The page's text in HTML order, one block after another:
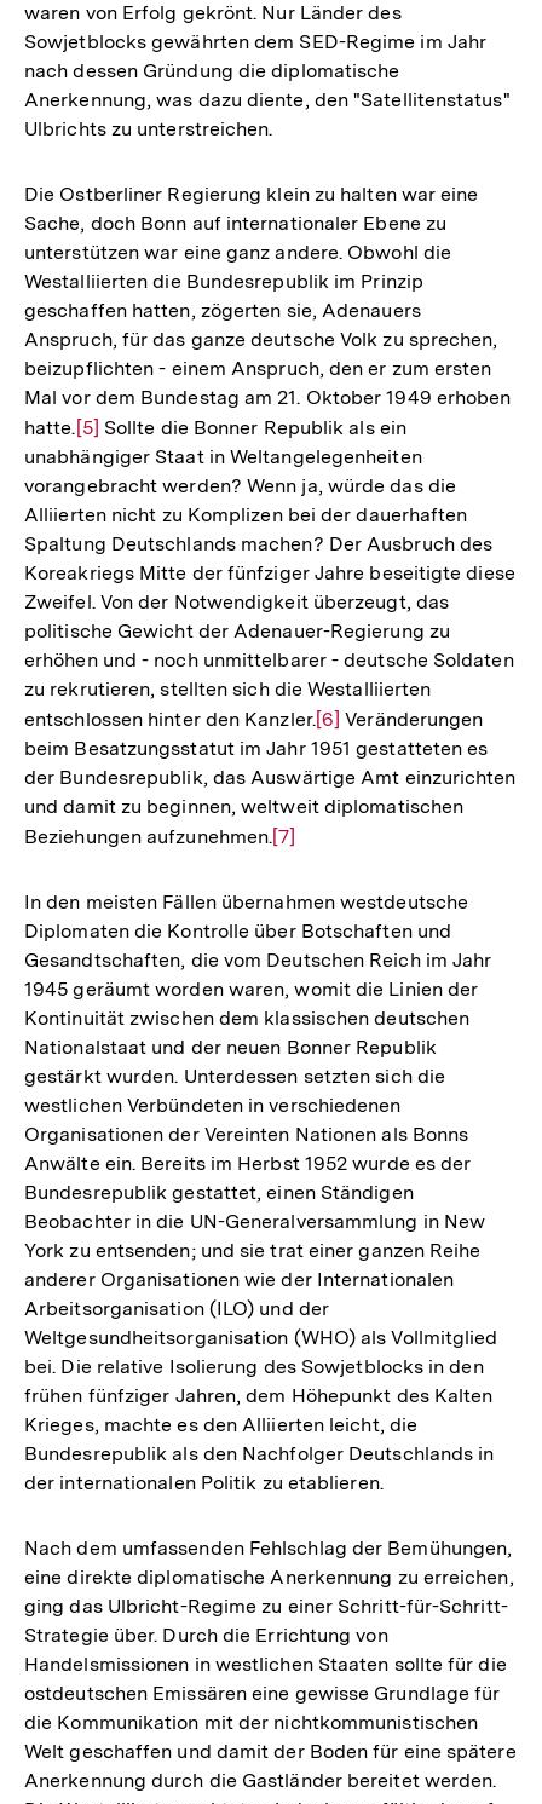
waren von Erfolg gekrönt. Nur Länder des
Sowjetblocks gewährten dem SED-Regime im Jahr
nach dessen Gründung die diplomatische
Anerkennung, was dazu diente, den "Satellitenstatus"
Ulbrichts zu unterstreichen.
Die Ostberliner Regierung klein zu halten war eine
Sache, doch Bonn auf internationaler Ebene zu
unterstützen war eine ganz andere. Obwohl die
Westalliierten die Bundesrepublik im Prinzip
geschaffen hatten, zögerten sie, Adenauers
Anspruch, für das ganze deutsche Volk zu sprechen,
beizupflichten - einem Anspruch, den er zum ersten
Mal vor dem Bundestag am 21. Oktober 1949 erhoben
hatte. Zur
Auflösung
der
Fußnote
[5] Sollte die Bonner Republik als ein
unabhängiger Staat in Weltangelegenheiten
vorangebracht werden? Wenn ja, würde das die
Alliierten nicht zu Komplizen bei der dauerhaften
Spaltung Deutschlands machen? Der Ausbruch des
Koreakriegs Mitte der fünfziger Jahre beseitigte diese
Zweifel. Von der Notwendigkeit überzeugt, das
politische Gewicht der Adenauer-Regierung zu
erhöhen und - noch unmittelbarer - deutsche Soldaten
zu rekrutieren, stellten sich die Westalliierten
entschlossen hinter den Kanzler.Zur
Auflösung
der
Fußnote
[6] Veränderungen
beim Besatzungsstatut im Jahr 1951 gestatteten es
der Bundesrepublik, das Auswärtige Amt einzurichten
und damit zu beginnen, weltweit diplomatischen
Beziehungen aufzunehmen.Zur
der
Fußnote
[7]
In den meisten Fällen übernahmen westdeutsche
Diplomaten die Kontrolle über Botschaften und
Gesandtschaften, die vom Deutschen Reich im Jahr
1945 geräumt worden waren, womit die Linien der
Kontinuität zwischen dem klassischen deutschen
Nationalstaat und der neuen Bonner Republik
gestärkt wurden. Unterdessen setzten sich die
westlichen Verbündeten in verschiedenen
Organisationen der Vereinten Nationen als Bonns
Anwälte ein. Bereits im Herbst 1952 wurde es der
Bundesrepublik gestattet, einen Ständigen
Beobachter in die UN-Generalversammlung in New
York zu entsenden; und sie trat einer ganzen Reihe
anderer Organisationen wie der Internationalen
Arbeitsorganisation (ILO) und der
Weltgesundheitsorganisation (WHO) als Vollmitglied
bei. Die relative Isolierung des Sowjetblocks in den
frühen fünfziger Jahren, dem Höhepunkt des Kalten
Krieges, machte es den Alliierten leicht, die
Bundesrepublik als den Nachfolger Deutschlands in
der internationalen Politik zu etablieren.
Nach dem umfassenden Fehlschlag der Bemühungen,
eine direkte diplomatische Anerkennung zu erreichen,
ging das Ulbricht-Regime zu einer Schritt-für-Schritt-
Strategie über. Durch die Errichtung von
Handelsmissionen in westlichen Staaten sollte für die
ostdeutschen Emissären eine gewisse Grundlage für
die Kommunikation mit der nichtkommunistischen
Welt geschaffen und damit der Boden für eine spätere
Anerkennung durch die Gastländer bereitet werden.